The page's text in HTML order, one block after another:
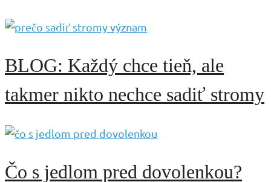
BLOG: Každý chce tieň, ale
takmer nikto nechce sadiť stromy
Čo s jedlom pred dovolenkou?